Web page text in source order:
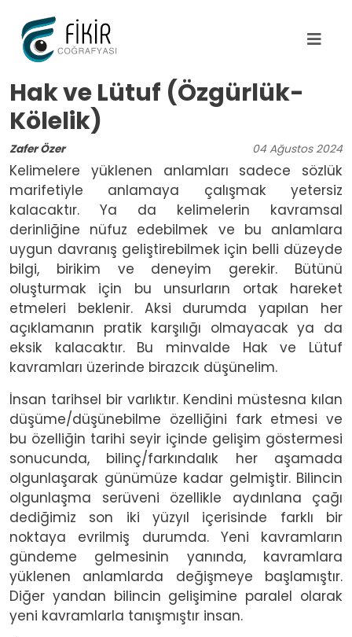
Hak ve Lütuf (Özgürlük-
Kölelik)
Zafer Özer 04 Ağustos 2024
Kelimelere yüklenen anlamları sadece sözlük
marifetiyle anlamaya çalışmak yetersiz
kalacaktır. Ya da kelimelerin kavramsal
derinliğine nüfuz edebilmek ve bu anlamlara
uygun davranış geliştirebilmek için belli düzeyde
bilgi, birikim ve deneyim gerekir. Bütünü
oluşturmak için bu unsurların ortak hareket
etmeleri beklenir. Aksi durumda yapılan her
açıklamanın pratik karşılığı olmayacak ya da
eksik kalacaktır. Bu minvalde Hak ve Lütuf
kavramları üzerinde birazcık düşünelim.
İnsan tarihsel bir varlıktır. Kendini müstesna kılan
düşüme/düşünebilme özelliğini fark etmesi ve
bu özelliğin tarihi seyir içinde gelişim göstermesi
sonucunda, bilinç/farkındalık her aşamada
olgunlaşarak günümüze kadar gelmiştir. Bilincin
olgunlaşma serüveni özellikle aydınlana çağı
dediğimiz son iki yüzyıl içerisinde farklı bir
noktaya evrilmiş durumda. Yeni kavramların
gündeme gelmesinin yanında, kavramlara
yüklenen anlamlarda değişmeye başlamıştır.
Diğer yandan bilincin gelişimine paralel olarak
yeni kavramlarla tanışmıştır insan.